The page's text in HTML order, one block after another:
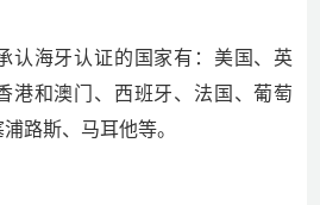
认海牙认证的国家有：美国、英
港和澳门、西班牙、法国、葡萄
路斯、马耳他等。